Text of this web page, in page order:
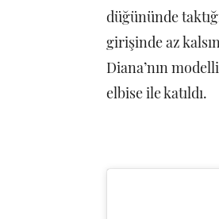
düğününde
girişinde az
Diana’nın
elbise ile katıldı.